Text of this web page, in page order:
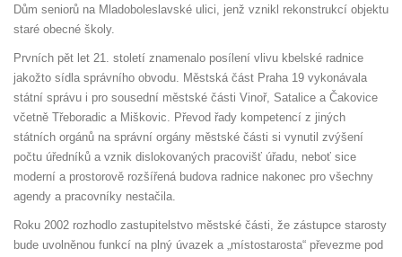
Dům seniorů na Mladoboleslavské ulici, jenž vznikl rekonstrukcí objektu
staré obecné školy.
Prvních pět let 21. století znamenalo posílení vlivu kbelské radnice
jakožto sídla správního obvodu. Městská část Praha 19 vykonávala
státní správu i pro sousední městské části Vinoř, Satalice a Čakovice
včetně Třeboradic a Miškovic. Převod řady kompetencí z jiných
státních orgánů na správní orgány městské části si vynutil zvýšení
počtu úředníků a vznik dislokovaných pracovišť úřadu, neboť sice
moderní a prostorově rozšířená budova radnice nakonec pro všechny
agendy a pracovníky nestačila.
Roku 2002 rozhodlo zastupitelstvo městské části, že zástupce starosty
bude uvolněnou funkcí na plný úvazek a „místostarosta“ převezme pod